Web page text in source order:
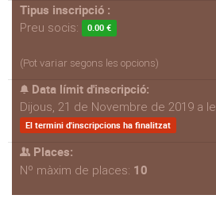
Tipus inscripció :
Preu socis: 0.00 €
(Pot variar segons les opcions)
Data límit d'inscripció:
Dijous, 21 de Novembre de 2019 a
El termini d'inscripcions ha finalitzat
Places:
Nº màxim de places: 10